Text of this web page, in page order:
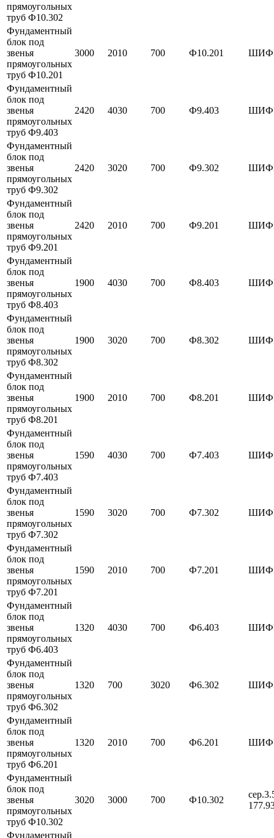
прямоугольных
труб Ф10.302
Фундаментный
блок под
звенья
прямоугольных
труб Ф10.201
3000 2010 700 Ф10.201
Фундаментный
блок под
звенья
прямоугольных
труб Ф9.403
2420 4030 700 Ф9.403
Фундаментный
блок под
звенья
прямоугольных
труб Ф9.302
2420 3020 700 Ф9.302
Фундаментный
блок под
звенья
прямоугольных
труб Ф9.201
2420 2010 700 Ф9.201
Фундаментный
блок под
звенья
прямоугольных
труб Ф8.403
1900 4030 700 Ф8.403
Фундаментный
блок под
звенья
прямоугольных
труб Ф8.302
1900 3020 700 Ф8.302
Фундаментный
блок под
звенья
прямоугольных
труб Ф8.201
1900 2010 700 Ф8.201
Фундаментный
блок под
звенья
прямоугольных
труб Ф7.403
1590 4030 700 Ф7.403
Фундаментный
блок под
звенья
прямоугольных
труб Ф7.302
1590 3020 700 Ф7.302
Фундаментный
блок под
звенья
прямоугольных
труб Ф7.201
1590 2010 700 Ф7.201
Фундаментный
блок под
звенья
прямоугольных
труб Ф6.403
1320 4030 700 Ф6.403
Фундаментный
блок под
звенья
прямоугольных
труб Ф6.302
1320 700 3020 Ф6.302
Фундаментный
блок под
звенья
прямоугольных
труб Ф6.201
1320 2010 700 Ф6.201
Фундаментный
блок под
звенья
прямоугольных
труб Ф10.302
3020 3000 700 Ф10.302
Фундаментный